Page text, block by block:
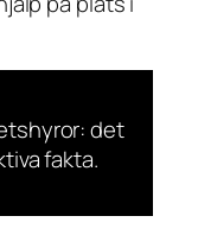
det
fakta.